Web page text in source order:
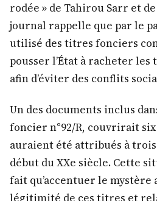
rodée » de Tahirou Sarr et de
journal rappelle que par le
utilisé des titres fonciers
pousser l’État à racheter les
afin d’éviter des conflits
Un des documents inclus
foncier n°92/R, couvrirait
auraient été attribués à trois
début du XXe siècle. Cette
fait qu’accentuer le mystère
légitimité de ces titres et